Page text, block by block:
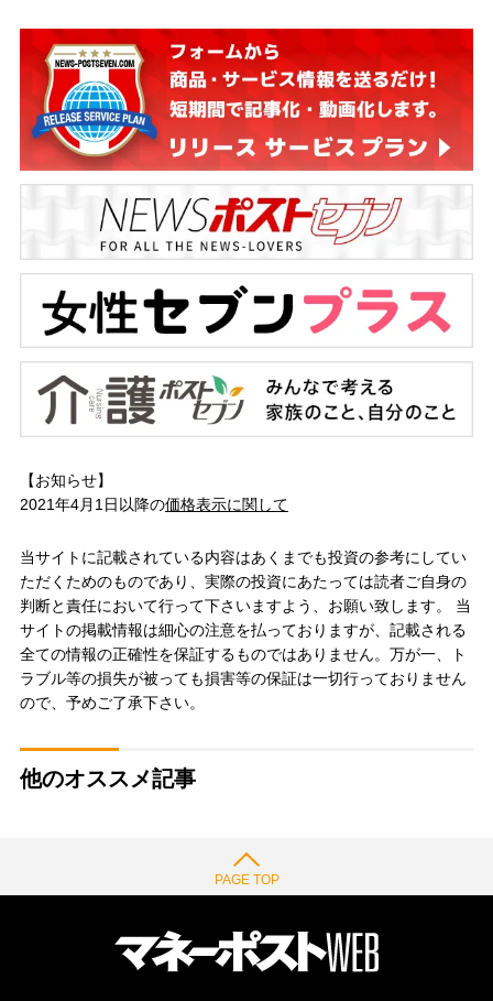
【お知らせ】
2021年4月1日以降の価格表示に関して
当サイトに記載されている内容はあくまでも投資の参考にしてい
ただくためのものであり、実際の投資にあたっては読者ご自身の
判断と責任において行って下さいますよう、お願い致します。 当
サイトの掲載情報は細心の注意を払っておりますが、記載される
全ての情報の正確性を保証するものではありません。万が一、ト
ラブル等の損失が被っても損害等の保証は一切行っておりません
ので、予めご了承下さい。
他のオススメ記事
PAGE TOP